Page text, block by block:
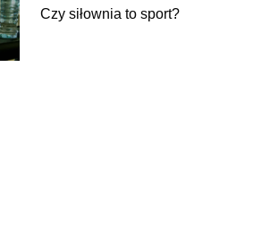
Czy siłownia to sport?